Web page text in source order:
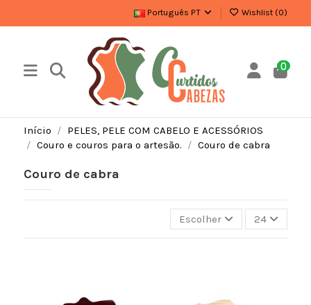
Português PT Wishlist (0)
0
Início
PELES, PELE COM CABELO E ACESSÓRIOS
Couro e couros para o artesão.
Couro de cabra
Couro de cabra
Escolher 24